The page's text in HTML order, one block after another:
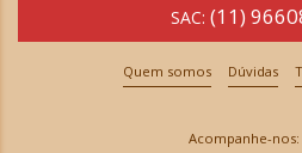
SAC: (11)
Quem somos Dúvidas